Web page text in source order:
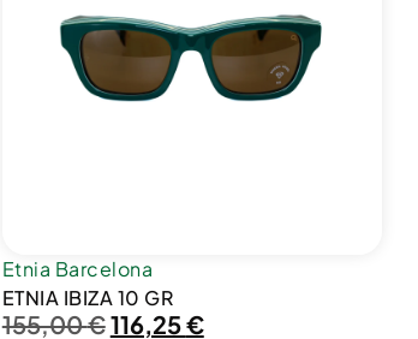
Etnia Barcelona
ETNIA IBIZA 10 GR
155,00€116,25€